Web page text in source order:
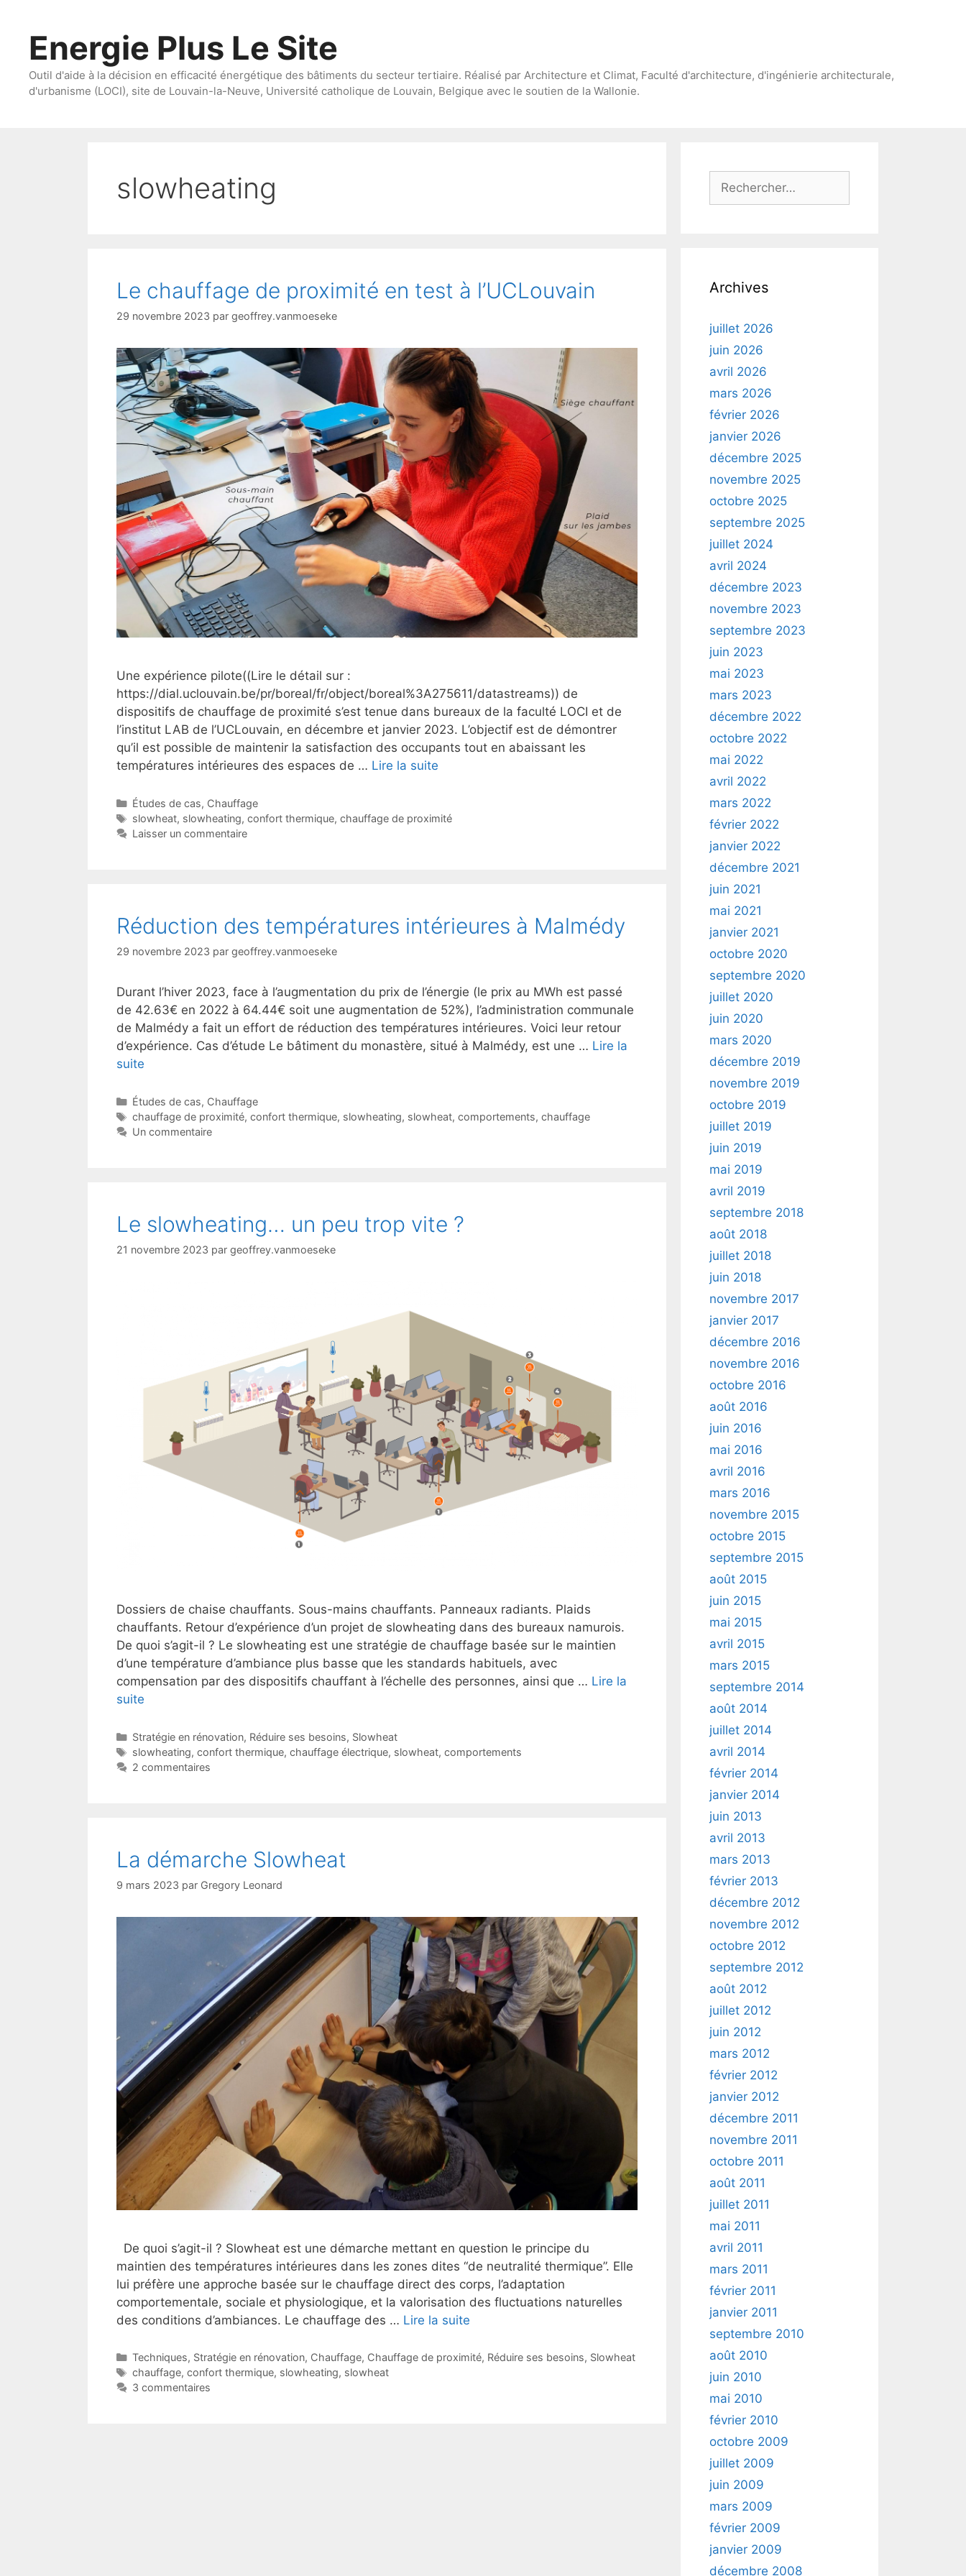
contenuEnergie Plus Le Site
Outil d'aide à la décision en efficacité énergétique des bâtiments du secteur tertiaire. Réalisé par Architecture et Climat, Faculté d'architecture, d'ingénierie architecturale,
d'urbanisme (LOCI), site de Louvain-la-Neuve, Université catholique de Louvain, Belgique avec le soutien de la Wallonie.
slowheating
Le chauffage de proximité en test à l’UCLouvain
29 novembre 2023 par geoffrey.vanmoeseke
Une expérience pilote((Lire le détail sur :
https://dial.uclouvain.be/pr/boreal/fr/object/boreal%3A275611/datastreams)) de
dispositifs de chauffage de proximité s’est tenue dans bureaux de la faculté LOCI et de
l’institut LAB de l’UCLouvain, en décembre et janvier 2023. L’objectif est de démontrer
qu’il est possible de maintenir la satisfaction des occupants tout en abaissant les
températures intérieures des espaces de … Lire la suite
Catégories
Études de cas, Chauffage
Étiquettes
slowheat, slowheating, confort thermique, chauffage de proximité
Laisser un commentaire
Réduction des températures intérieures à Malmédy
29 novembre 2023 par geoffrey.vanmoeseke
Durant l’hiver 2023, face à l’augmentation du prix de l’énergie (le prix au MWh est passé
de 42.63€ en 2022 à 64.44€ soit une augmentation de 52%), l’administration communale
de Malmédy a fait un effort de réduction des températures intérieures. Voici leur retour
d’expérience. Cas d’étude Le bâtiment du monastère, situé à Malmédy, est une … Lire la
suite
Catégories
Études de cas, Chauffage
Étiquettes
chauffage de proximité, confort thermique, slowheating, slowheat, comportements, chauffage
Un commentaire
Le slowheating… un peu trop vite ?
21 novembre 2023 par geoffrey.vanmoeseke
Dossiers de chaise chauffants. Sous-mains chauffants. Panneaux radiants. Plaids
chauffants. Retour d’expérience d’un projet de slowheating dans des bureaux namurois.
De quoi s’agit-il ? Le slowheating est une stratégie de chauffage basée sur le maintien
d’une température d’ambiance plus basse que les standards habituels, avec
compensation par des dispositifs chauffant à l’échelle des personnes, ainsi que … Lire la
suite
Catégories
Stratégie en rénovation, Réduire ses besoins, Slowheat
Étiquettes
slowheating, confort thermique, chauffage électrique, slowheat, comportements
2 commentaires
La démarche Slowheat
9 mars 2023 par Gregory Leonard
De quoi s’agit-il ? Slowheat est une démarche mettant en question le principe du
maintien des températures intérieures dans les zones dites “de neutralité thermique”. Elle
lui préfère une approche basée sur le chauffage direct des corps, l’adaptation
comportementale, sociale et physiologique, et la valorisation des fluctuations naturelles
des conditions d’ambiances. Le chauffage des … Lire la suite
Catégories
Techniques, Stratégie en rénovation, Chauffage, Chauffage de proximité, Réduire ses besoins, Slowheat
Étiquettes
chauffage, confort thermique, slowheating, slowheat
3 commentaires
Rechercher :
Archives
juillet 2026
juin 2026
avril 2026
mars 2026
février 2026
janvier 2026
décembre 2025
novembre 2025
octobre 2025
septembre 2025
juillet 2024
avril 2024
décembre 2023
novembre 2023
septembre 2023
juin 2023
mai 2023
mars 2023
décembre 2022
octobre 2022
mai 2022
avril 2022
mars 2022
février 2022
janvier 2022
décembre 2021
juin 2021
mai 2021
janvier 2021
octobre 2020
septembre 2020
juillet 2020
juin 2020
mars 2020
décembre 2019
novembre 2019
octobre 2019
juillet 2019
juin 2019
mai 2019
avril 2019
septembre 2018
août 2018
juillet 2018
juin 2018
novembre 2017
janvier 2017
décembre 2016
novembre 2016
octobre 2016
août 2016
juin 2016
mai 2016
avril 2016
mars 2016
novembre 2015
octobre 2015
septembre 2015
août 2015
juin 2015
mai 2015
avril 2015
mars 2015
septembre 2014
août 2014
juillet 2014
avril 2014
février 2014
janvier 2014
juin 2013
avril 2013
mars 2013
février 2013
décembre 2012
novembre 2012
octobre 2012
septembre 2012
août 2012
juillet 2012
juin 2012
mars 2012
février 2012
janvier 2012
décembre 2011
novembre 2011
octobre 2011
août 2011
juillet 2011
mai 2011
avril 2011
mars 2011
février 2011
janvier 2011
septembre 2010
août 2010
juin 2010
mai 2010
février 2010
octobre 2009
juillet 2009
juin 2009
mars 2009
février 2009
janvier 2009
décembre 2008